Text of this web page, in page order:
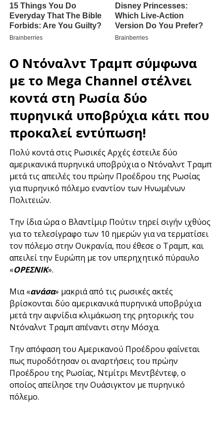
Ο Ντόναλντ Τραμπ σύμφωνα
με το Mega Channel στέλνει
κοντά στη Ρωσία δύο
πυρηνικά υποβρύχια κάτι που
προκαλεί εντύπωση!
Πολύ κοντά στις Ρωσικές Αρχές έστειλε δύο
αμερικανικά πυρηνικά υποβρύχια ο Ντόναλντ Τραμπ
μετά τις απειλές του πρώην Προέδρου της Ρωσίας
για πυρηνικό πόλεμο εναντίον των Ηνωμένων
Πολιτειών.
Την ίδια ώρα ο Βλαντίμιρ Πούτιν τηρεί σιγήν ιχθύος
για το τελεσίγραφο των 10 ημερών για να τερματίσει
τον πόλεμο στην Ουκρανία, που έθεσε ο Τραμπ, και
απειλεί την Ευρώπη με τον υπερηχητικό πύραυλο
«ΟΡΕΣΝΙΚ».
Μια «ανάσα» μακριά από τις ρωσικές ακτές
βρίσκονται δύο αμερικανικά πυρηνικά υποβρύχια
μετά την αιφνίδια κλιμάκωση της ρητορικής του
Ντόναλντ Τραμπ απέναντι στην Μόσχα.
Την απόφαση του Αμερικανού Προέδρου φαίνεται
πως πυροδότησαν οι αναρτήσεις του πρώην
Προέδρου της Ρωσίας, Ντμίτρι Μεντβέντεφ, ο
οποίος απείλησε την Ουάσιγκτον με πυρηνικό
πόλεμο.